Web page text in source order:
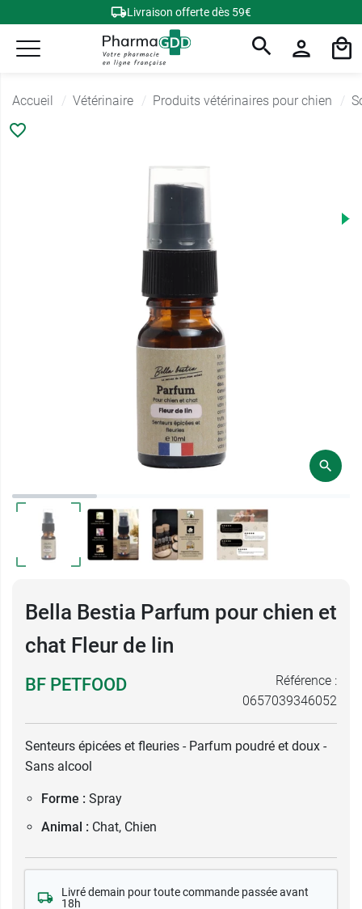
Livraison offerte dès 59€
Accueil Vétérinaire Produits vétérinaires pour chien
Bella Bestia Parfum pour chien et
chat Fleur de lin
BF PETFOOD
Référence :
0657039346052
Senteurs épicées et fleuries - Parfum poudré et doux -
Sans alcool
Forme : Spray
Animal : Chat, Chien
Livré demain pour toute commande passée avant
18h